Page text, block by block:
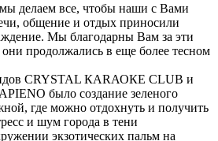
делаем все, чтобы наши с Вами
общение и отдых приносили
Мы благодарны Вам за эти
продолжались в еще более тесном
CRYSTAL КАRАОКЕ CLUB и
было создание зеленого
где можно отдохнуть и получить
и шум города в тени
экзотических пальм на